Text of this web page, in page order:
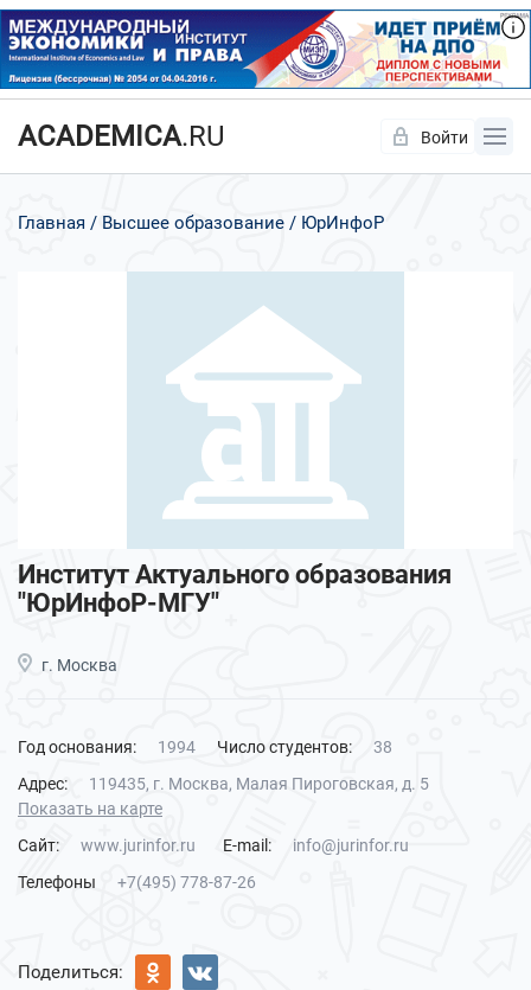
ACADEMICA.RU Войти
Главная Высшее образование ЮрИнфоР
Институт Актуального образования
"ЮрИнфоР-МГУ"
г. Москва
Год основания: 1994 Число студентов:
38
Адрес:
119435, г. Москва, Малая Пироговская, д. 5
Показать на карте
Сайт:
www.jurinfor.ru E-mail:
info@jurinfor.ru
Телефоны
+7(495) 778-87-26
Поделиться:
Да Нет